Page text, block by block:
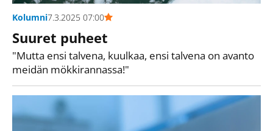
Kolumni7.3.2025 07:00
Suuret puheet
"Mutta ensi talvena, kuulkaa, ensi talvena on avanto
meidän mökkirannassa!"